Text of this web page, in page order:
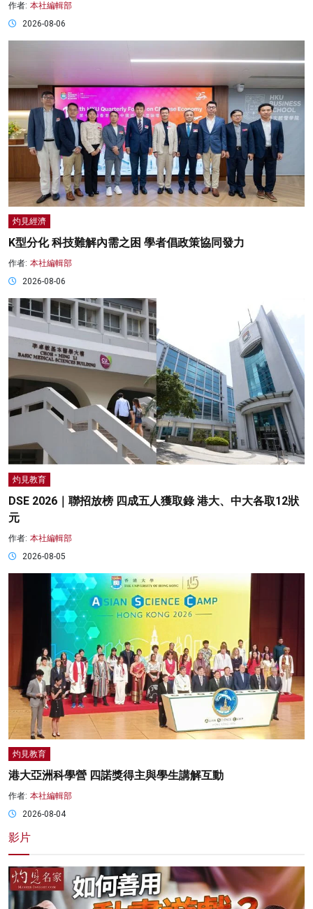
作者: 本社編輯部
2026-08-06
灼見經濟
K型分化 科技難解內需之困 學者倡政策協同發力
作者: 本社編輯部
2026-08-06
灼見教育
DSE 2026｜聯招放榜 四成五人獲取錄 港大、中大各取12狀
元
作者: 本社編輯部
2026-08-05
灼見教育
港大亞洲科學營 四諾獎得主與學生講解互動
作者: 本社編輯部
2026-08-04
影片